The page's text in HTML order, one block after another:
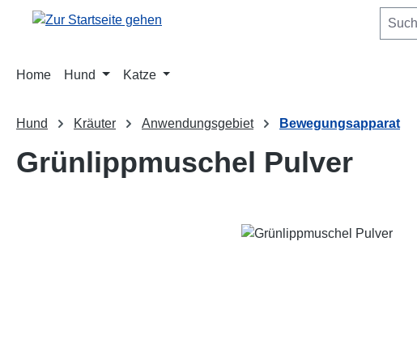
Hauptinhalt springen
Zur Suche springen
Zur Hauptnavigation springen
Home Hund Katze
Hund Kräuter Anwendungsgebiet Bewegungsapparat
Grünlippmuschel Pulver